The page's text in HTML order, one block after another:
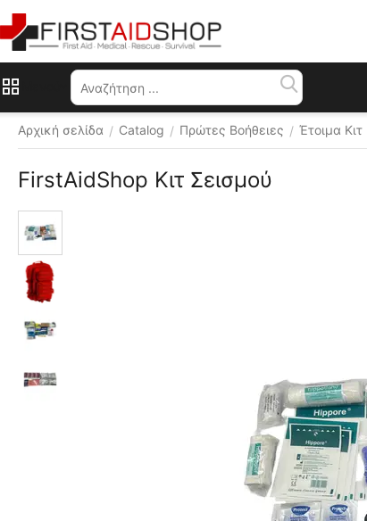
Αρχική σελίδα / Catalog / Πρώτες Βοήθειες / Έτοιμα Κιτ
FirstAidShop Κιτ Σεισμού
Δωρεάν
αποστολή